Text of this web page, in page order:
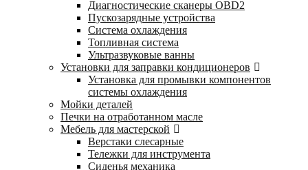
Диагностические сканеры OBD2
Пускозарядные устройства
Система охлаждения
Топливная система
Ультразвуковые ванны
Установки для заправки кондиционеров
Установка для промывки компонентов
системы охлаждения
Мойки деталей
Печки на отработанном масле
Мебель для мастерской
Верстаки слесарные
Тележки для инструмента
Сиденья механика